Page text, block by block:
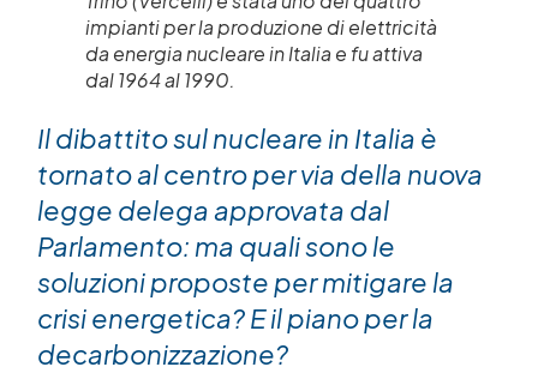
impianti per la produzione di elettricità
da energia nucleare in Italia e fu attiva
dal 1964 al 1990.
Il dibattito sul nucleare in Italia è
tornato al centro per via della nuova
legge delega approvata dal
Parlamento: ma quali sono le
soluzioni proposte per mitigare la
crisi energetica? E il piano per la
decarbonizzazione?